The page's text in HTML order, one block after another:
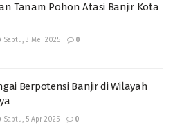
Tanam Pohon Atasi Banjir Kota
Sabtu, 3 Mei 2025 0
Berpotensi Banjir di Wilayah
Sabtu, 5 Apr 2025 0